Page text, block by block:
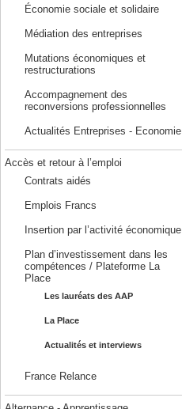
Économie sociale et solidaire
Médiation des entreprises
Mutations économiques et
restructurations
Accompagnement des
reconversions professionnelles
Actualités Entreprises - Economie
Accès et retour à l’emploi
Contrats aidés
Emplois Francs
Insertion par l’activité économique
Plan d’investissement dans les
compétences / Plateforme La
Place
Les lauréats des AAP
La Place
Actualités et interviews
France Relance